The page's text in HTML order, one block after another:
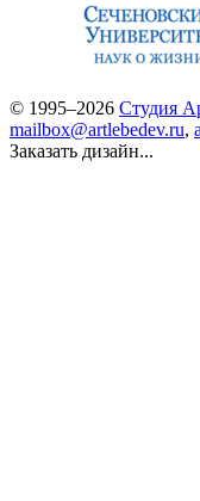
© 1995–2026 Студия
mailbox@artlebedev.ru,
Заказать дизайн...